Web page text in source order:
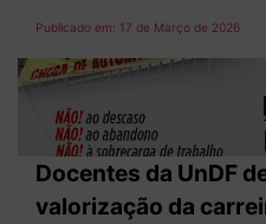
Publicado em: 17 de Março de 2026
Docentes da UnDF
valorização da